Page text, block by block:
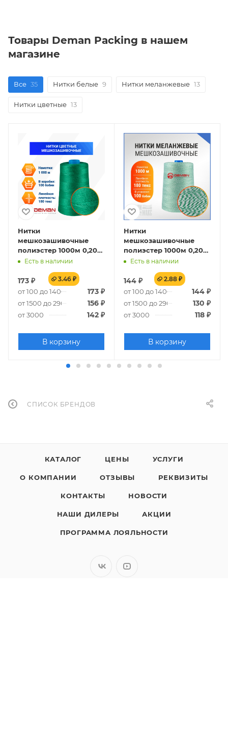
Товары Deman Packing в нашем
магазине
Все 35 Нитки белые 9 Нитки меланжевые 13
Нитки цветные 13
Нитки
мешкозашивочные
полиэстер 1000м 0,20кг
180текс, зеленый
Есть в наличии
173 ₽ 3.46 ₽
от 100 до 1400 173 ₽
от 1500 до 2900 156 ₽
от 3000 142 ₽
В корзину
Нитки
мешкозашивочные
полиэстер 1000м 0,20кг
180текс, белый/
Есть в наличии
144 ₽ 2.88 ₽
от 100 до 1400 144 ₽
от 1500 до 2900 130 ₽
от 3000 118 ₽
В корзину
СПИСОК БРЕНДОВ
КАТАЛОГ ЦЕНЫ УСЛУГИ
О КОМПАНИИ ОТЗЫВЫ РЕКВИЗИТЫ
КОНТАКТЫ НОВОСТИ
НАШИ ДИЛЕРЫ АКЦИИ
ПРОГРАММА ЛОЯЛЬНОСТИ